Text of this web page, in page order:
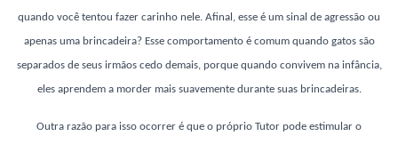
A
Ç
O
quando você tentou fazer carinho nele. Afinal, esse é um sinal de agressão ou
apenas uma brincadeira? Esse comportamento é comum quando gatos são
separados de seus irmãos cedo demais, porque quando convivem na infância,
eles aprendem a morder mais suavemente durante suas brincadeiras.
Outra razão para isso ocorrer é que o próprio Tutor pode estimular o